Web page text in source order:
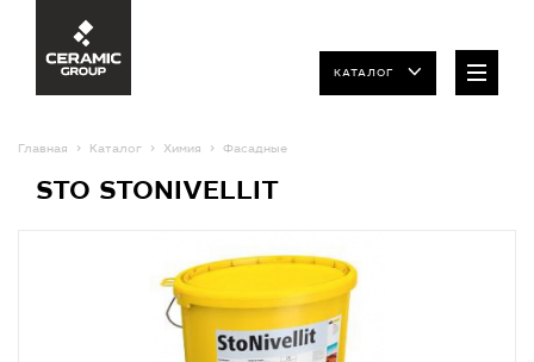
КАТАЛОГ
Главная Каталог Химия Фасадные
STO STONIVELLIT